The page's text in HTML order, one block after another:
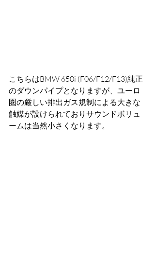
こちらはBMW 650i (F06/F12/F13)純正
のダウンパイプとなりますが、ユーロ
圏の厳しい排出ガス規制による大きな
触媒が設けられておりサウンドボリュ
ームは当然小さくなります。